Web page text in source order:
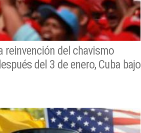
reinvención del chavismo
del 3 de enero, Cuba bajo